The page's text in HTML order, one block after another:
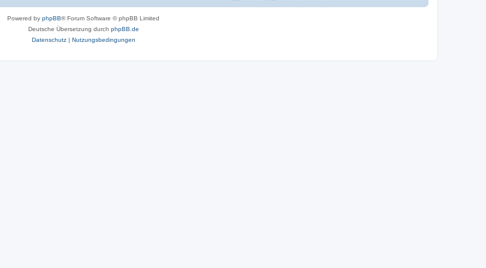
Powered by phpBB® Forum Software © phpBB Limited
Deutsche Übersetzung durch phpBB.de
Datenschutz| Nutzungsbedingungen